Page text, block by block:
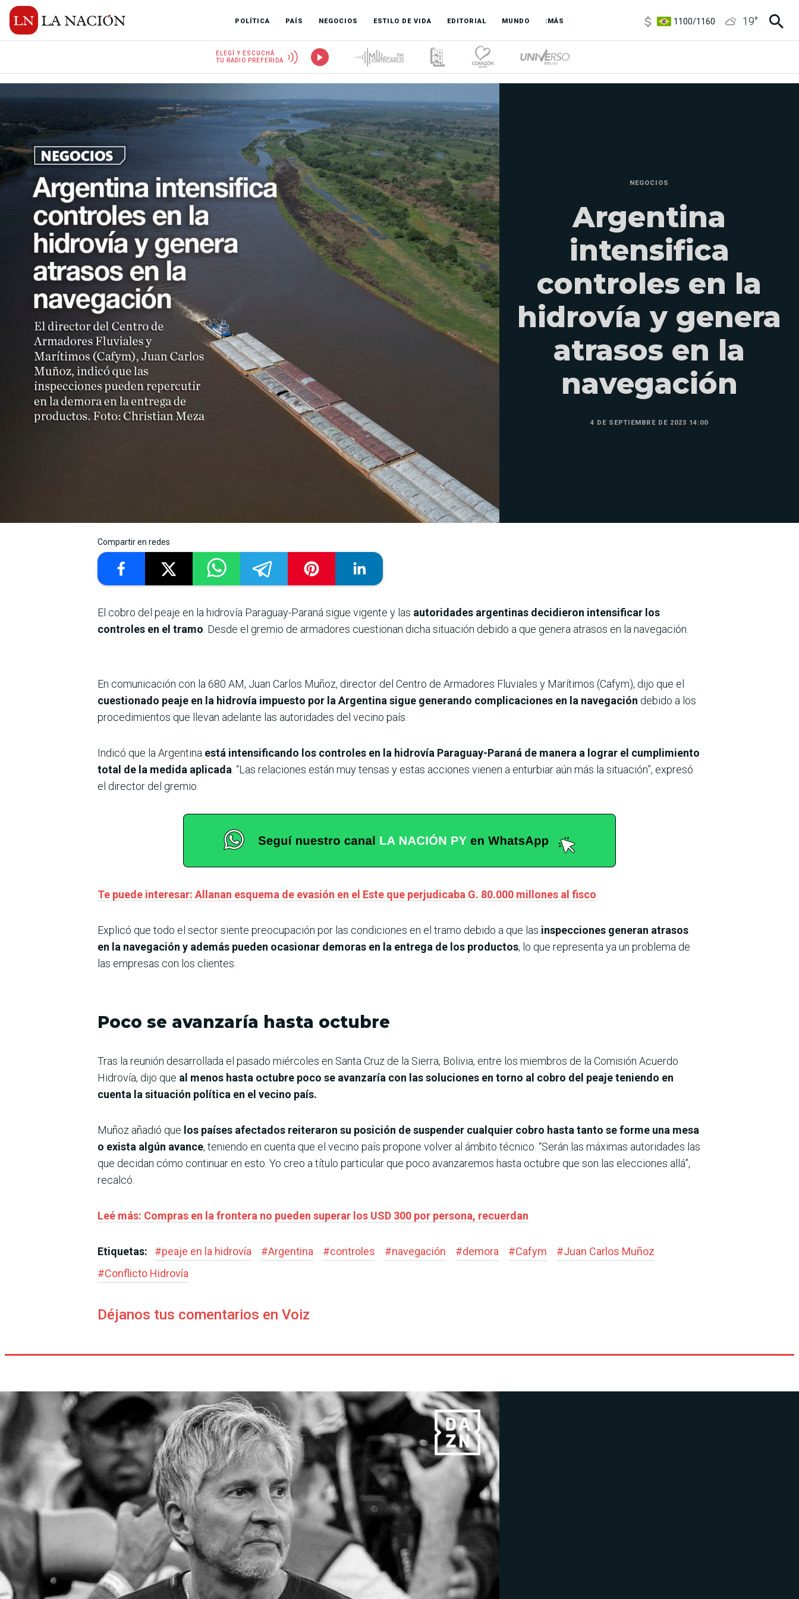
POLÍTICA PAÍS NEGOCIOS ESTILO DE VIDA EDITORIAL MUNDO :MÁS
1100/1160 19°
ELEGÍ Y ESCUCHÁ
TU RADIO PREFERIDA
NEGOCIOS
Argentina
intensifica
controles en la
hidrovía y genera
atrasos en la
navegación
4 DE SEPTIEMBRE DE 2023 14:00
Compartir en redes
El cobro del peaje en la hidrovía Paraguay-Paraná sigue vigente y las autoridades argentinas decidieron intensificar los
controles en el tramo . Desde el gremio de armadores cuestionan dicha situación debido a que genera atrasos en la navegación.
En comunicación con la 680 AM, Juan Carlos Muñoz, director del Centro de Armadores Fluviales y Marítimos (Cafym), dijo que el
cuestionado peaje en la hidrovía impuesto por la Argentina sigue generando complicaciones en la navegación debido a los
procedimientos que llevan adelante las autoridades del vecino país.
Indicó que la Argentina está intensificando los controles en la hidrovía Paraguay-Paraná de manera a lograr el cumplimiento
total de la medida aplicada . “Las relaciones están muy tensas y estas acciones vienen a enturbiar aún más la situación”, expresó
el director del gremio.
Te puede interesar: Allanan esquema de evasión en el Este que perjudicaba G. 80.000 millones al fisco
Explicó que todo el sector siente preocupación por las condiciones en el tramo debido a que las inspecciones generan atrasos
en la navegación y además pueden ocasionar demoras en la entrega de los productos, lo que representa ya un problema de
las empresas con los clientes.
Poco se avanzaría hasta octubre
Tras la reunión desarrollada el pasado miércoles en Santa Cruz de la Sierra, Bolivia, entre los miembros de la Comisión Acuerdo
Hidrovía, dijo que al menos hasta octubre poco se avanzaría con las soluciones en torno al cobro del peaje teniendo en
cuenta la situación política en el vecino país.
Muñoz añadió que los países afectados reiteraron su posición de suspender cualquier cobro hasta tanto se forme una mesa
o exista algún avance, teniendo en cuenta que el vecino país propone volver al ámbito técnico. “Serán las máximas autoridades las
que decidan cómo continuar en esto. Yo creo a título particular que poco avanzaremos hasta octubre que son las elecciones allá”,
recalcó.
Leé más: Compras en la frontera no pueden superar los USD 300 por persona, recuerdan
Etiquetas: #peaje en la hidrovía #Argentina #controles #navegación #demora #Cafym #Juan Carlos Muñoz
#Conflicto Hidrovía
Déjanos tus comentarios en Voiz